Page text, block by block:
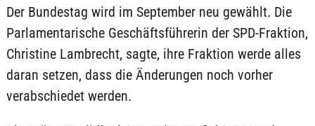
Der Bundestag wird im September neu gewählt. Die
Parlamentarische Geschäftsführerin der SPD-Fraktion,
Christine Lambrecht, sagte, ihre Fraktion werde alles
daran setzen, dass die Änderungen noch vorher
verabschiedet werden.